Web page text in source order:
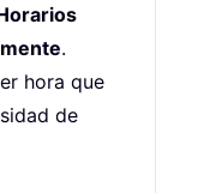
.
hora que
de